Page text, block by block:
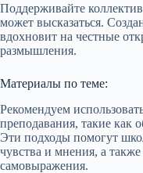
Поддерживайте
может высказаться.
вдохновит на честные
размышления.
Материалы по теме:
Рекомендуем
преподавания, такие как
Эти подходы помогут
чувства и мнения, а
самовыражения.